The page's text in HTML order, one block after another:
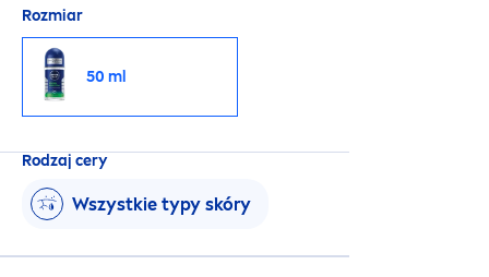
Rozmiar
50 ml
Rodzaj cery
Wszystkie typy skóry